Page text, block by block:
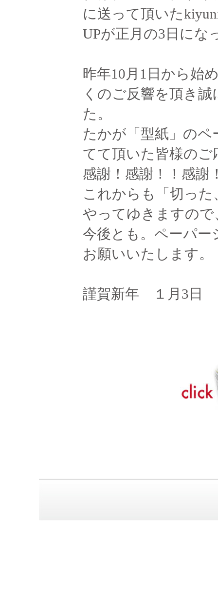
に送って頂いた
UPが正月の3日にな
昨年10月1日から始
くのご反響を頂き
た。
たかが「型紙」の
てて頂いた皆様のご
感謝！感謝！！感謝
これからも「切っ
やってゆきますので
今後とも。ペーパ
お願いいたします。
謹賀新年 １月3日